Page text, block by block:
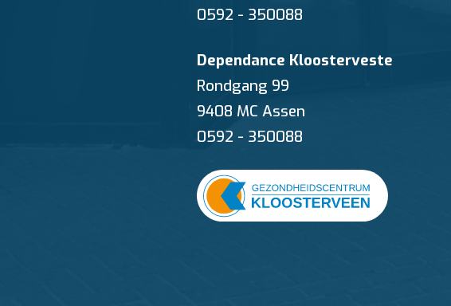
0592 - 350088
Dependance Kloosterveste
Rondgang 99
9408 MC Assen
0592 - 350088